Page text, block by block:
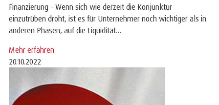
Finanzierung - Wenn sich wie derzeit die Konjunktur
einzutrüben droht, ist es für Unternehmer noch wichtiger als in
anderen Phasen, auf die Liquidität…
Mehr erfahren
20.10.2022